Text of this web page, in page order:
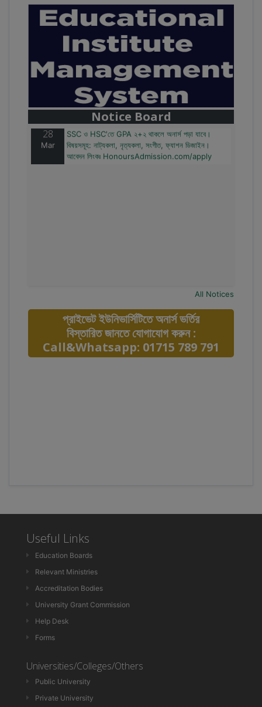
Notice Board
বাজেটের মধ্যে প্রাইভেট ইউনিভার্সিটিতে অনার্স পড়ার সুযোগ।
২০টির অধিক বিষয়, ৪ বছরে মোট খরচ ২ লক্ষ থেকে ৫ লক্ষ টাকা।
আবেদন লিংকঃ HonoursAdmission.com/apply
28
Mar
SSC ও HSC'তে GPA ২+২ থাকলে অনার্স পড়া যাবে।
বিষয়সমূহ: নাট্যকলা, নৃত্যকলা, সংগীত, ফ্যাশন ডিজাইন।
আবেদন লিংকঃ HonoursAdmission.com/apply
All Notices
প্রাইভেট ইউনিভার্সিটিতে অনার্স ভর্তির
বিস্তারিত জানতে যোগাযোগ করুন :
Call&Whatsapp: 01715 789 791
Useful Links
Education Boards
Relevant Ministries
Accreditation Bodies
University Grant Commission
Help Desk
Forms
Universities/Colleges/Others
Public University
Private University